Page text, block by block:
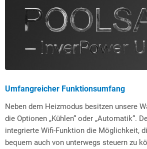
Umfangreicher Funktionsumfang
Neben dem Heizmodus besitzen unsere
die Optionen „Kühlen“ oder „Automatik“.
integrierte Wifi-Funktion die Möglichkeit,
bequem auch von unterwegs steuern zu